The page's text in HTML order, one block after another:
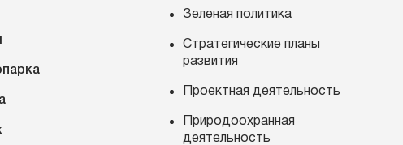
Зеленая политика
Стратегические планы
развития
Проектная деятельность
Природоохранная
деятельность